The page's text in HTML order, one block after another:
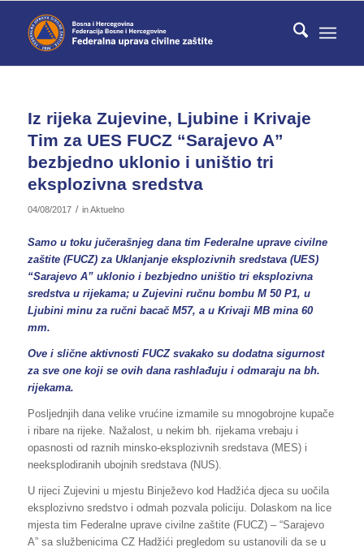
Iz rijeka Zujevine, Ljubine i Krivaje
Tim za UES FUCZ “Sarajevo A”
bezbjedno uklonio i uništio tri
eksplozivna sredstva
04/08/2017 / inAktuelno
Samo u toku jučerašnjeg dana tim Federalne uprave civilne
zaštite (FUCZ) za Uklanjanje eksplozivnih sredstava (UES)
“Sarajevo A” uklonio i bezbjedno uništio tri eksplozivna
sredstva u rijekama; u Zujevini ručnu bombu M 50 P1, u
Ljubini minu za ručni bacač M57, a u Krivaji MB mina 60
mm.
Ove i slične aktivnosti FUCZ svakako su dodatna sigurnost
za sve one koji se ovih dana rashlađuju i odmaraju na bh.
rijekama.
Posljednjih dana velike vrućine izmamile su mnogobrojne kupače
i ribare na rijeke. Nažalost, u nekim bh. rijekama vrebaju i
opasnosti od raznih minsko-eksplozivnih sredstava (MES) i
neeksplodiranih ubojnih sredstava (NUS).
U rijeci Zujevini u mjestu Binježevo kod Hadžića djeca su uočila
eksplozivno sredstvo i odmah pozvala policiju. Dolaskom na lice
mjesta tim Federalne uprave civilne zaštite (FUCZ) – “Sarajevo
A” sa službenicima CZ Hadžići pregledom su ustanovili da se u